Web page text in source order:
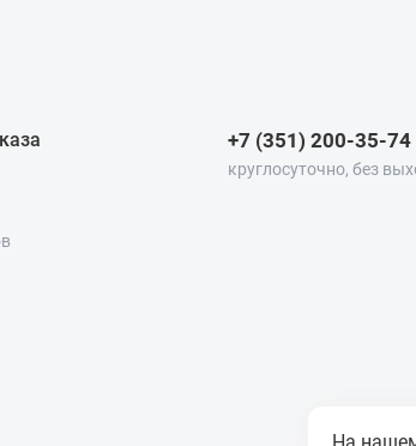
+7 (351) 200-35-74
круглосуточно, без